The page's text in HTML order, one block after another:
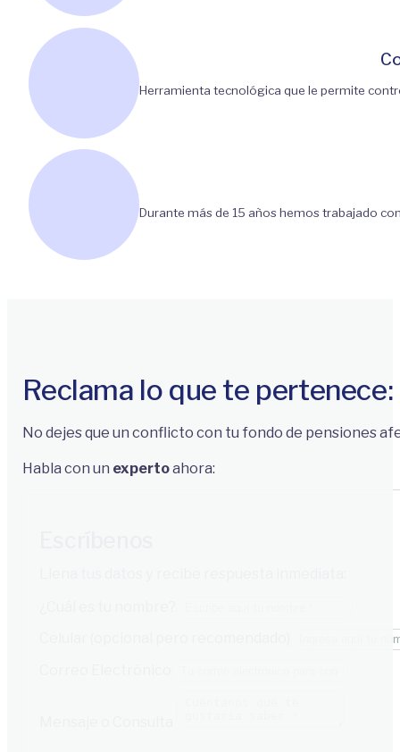
Herramienta tecnológica que le permite
Durante más de 15 años hemos trabajado
Reclama lo que te
No dejes que un conflicto con tu fondo de pensiones
Habla con un expertoahora: